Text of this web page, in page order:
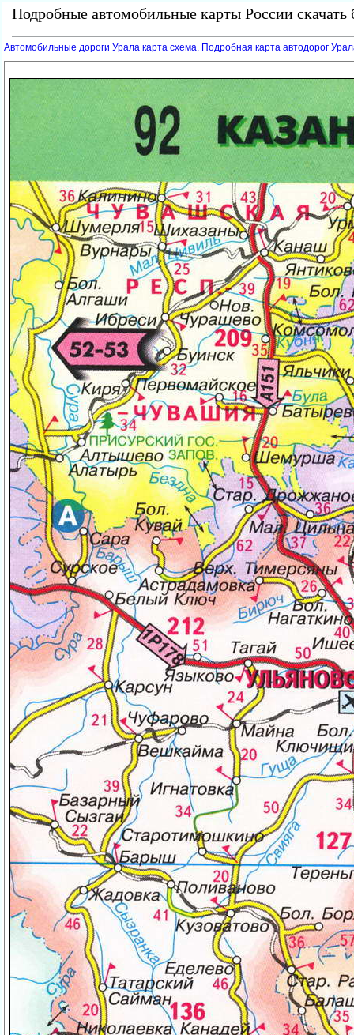
Подробные автомобильные карты России
Автомобильные дороги Урала карта схема. Подробная карта автодорог